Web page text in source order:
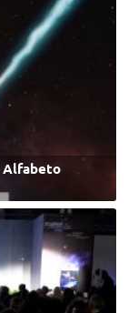
Alfabeto